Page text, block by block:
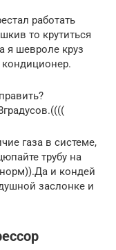
работать
то крутиться
я шевроле круз
кондиционер.
газа в системе,
трубу на
и кондей
заслонке и